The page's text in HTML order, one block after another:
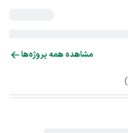
مشاهده همه پروژه‌ها
)